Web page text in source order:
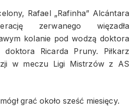
Rafael „Rafinha” Alcántara
zerwanego więzadła
kolanie pod wodzą doktora
doktora Ricarda Pruny. Piłkarz
w meczu Ligi Mistrzów z AS
grać około sześć miesięcy.